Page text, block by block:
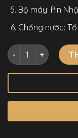
Bộ máy: Pin
Chống nước:
Đồng Hồ Nữ X-cer